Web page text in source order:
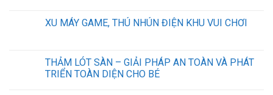
XU MÁY GAME, THÚ NHÚN ĐIỆN KHU VUI CHƠI
THẢM LÓT SÀN – GIẢI PHÁP AN TOÀN VÀ PHÁT
TRIỂN TOÀN DIỆN CHO BÉ